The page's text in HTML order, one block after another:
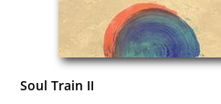
Soul Train II